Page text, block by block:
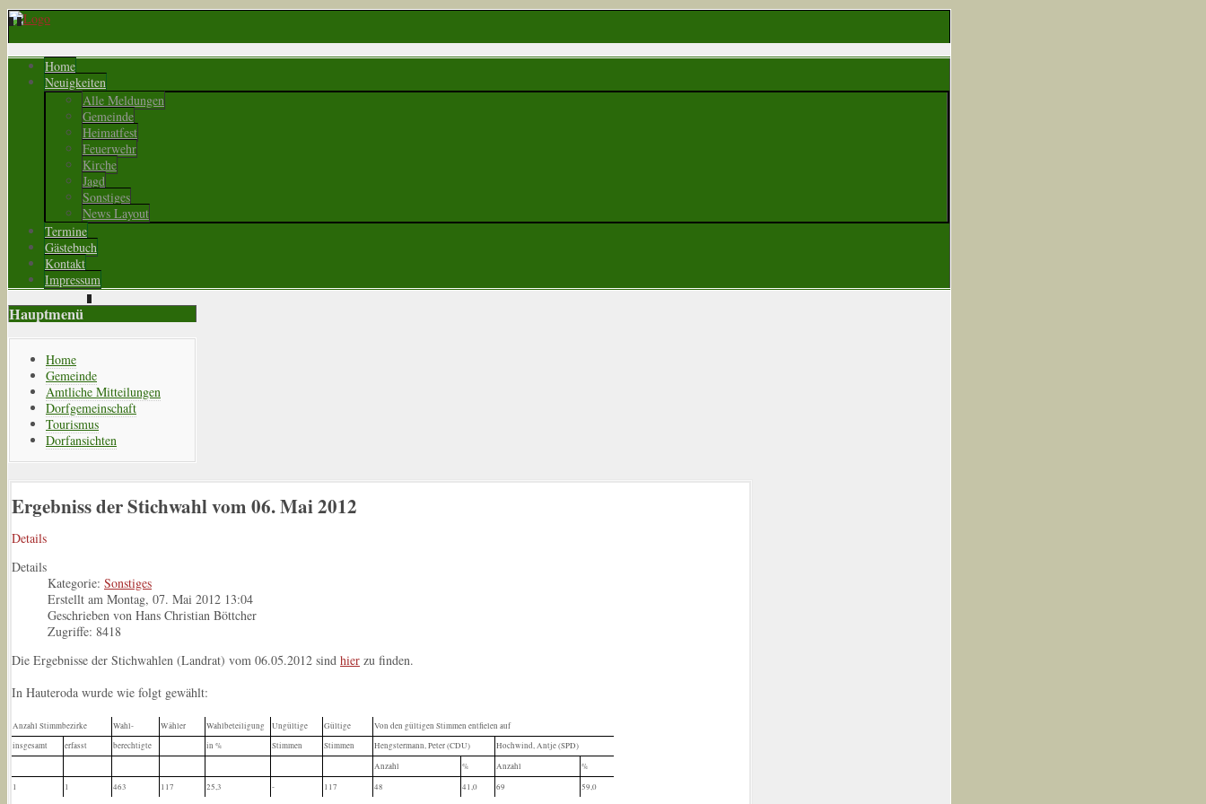
Home
Neuigkeiten
Alle Meldungen
Gemeinde
Heimatfest
Feuerwehr
Kirche
Jagd
Sonstiges
News Layout
Termine
Gästebuch
Kontakt
Impressum
Hauptmenü
Home
Gemeinde
Amtliche Mitteilungen
Dorfgemeinschaft
Tourismus
Dorfansichten
Ergebniss der Stichwahl vom 06. Mai 2012
Details
Details
Kategorie: Sonstiges
Erstellt am Montag, 07. Mai 2012 13:04
Geschrieben von Hans Christian Böttcher
Zugriffe: 8418
Die Ergebnisse der Stichwahlen (Landrat) vom 06.05.2012 sind hier zu finden.
In Hauteroda wurde wie folgt gewählt:
Anzahl Stimmbezirke Wahl- Wähler Wahlbeteiligung Ungültige Gültige
Von den gültigen Stimmen entfielen auf
insgesamt
erfasst berechtigte in % Stimmen Stimmen Hengstermann, Peter (CDU)
Hochwind, Antje (SPD)
Anzahl
% Anzahl
%
1
1 463 117 25,3 - 117 48 41,0 69 59,0